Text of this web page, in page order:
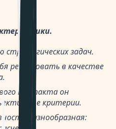
стратегических задач.
реализовать в качестве
контакта он
критерии.
разнообразная: